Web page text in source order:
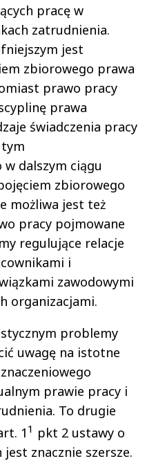
pracę w
zatrudnienia.
jest
zbiorowego prawa
prawo pracy
prawa
świadczenia pracy
dalszym ciągu
zbiorowego
możliwa jest też
pracy pojmowane
regulujące relacje
i
zawodowymi
organizacjami.
problemy
uwagę na istotne
prawie pracy i
To drugie
1 1 pkt 2 ustawy o
znacznie szersze.